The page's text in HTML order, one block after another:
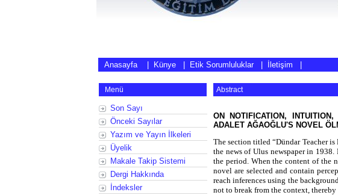
Anasayfa| Künye Etik Sorumluluklar İletişim
Menü
Son Sayı
Önceki Sayılar
Yazım ve Yayın İlkeleri
Üyelik
Makale Takip Sistemi
Dergi Hakkında
İndeksler
Abstract
ON NOTIFICATION,
ADALET AĞAOĞLU'S NOVEL
The section titled “Dündar Teacher
the news of Ulus newspaper in
the period. When the content of the
novel are selected and contain
reach inferences using the
not to break from the context,